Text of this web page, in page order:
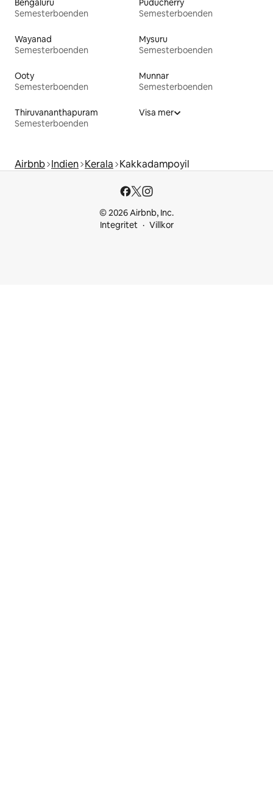
Bengaluru
Semesterboenden
Puducherry
Semesterboenden
Wayanad
Semesterboenden
Mysuru
Semesterboenden
Ooty
Semesterboenden
Munnar
Semesterboenden
Thiruvananthapuram
Semesterboenden
Visa mer
Airbnb Indien Kerala Kakkadampoyil
© 2026 Airbnb, Inc.
Integritet
Villkor